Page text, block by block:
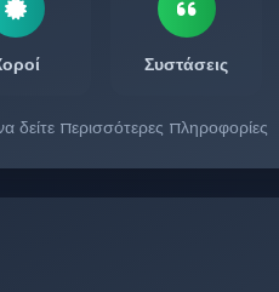
Συστάσεις
δείτε περισσότερες πληροφορίες